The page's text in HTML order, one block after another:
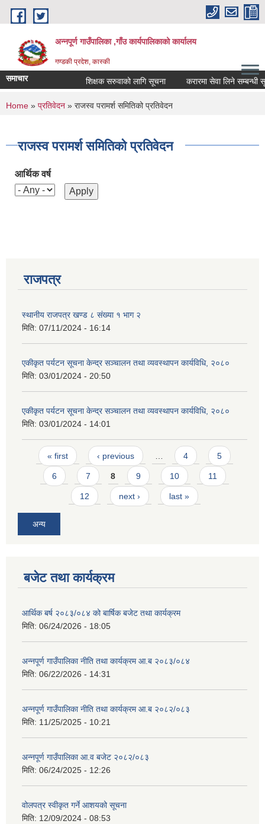
Skip to main content
अन्नपूर्ण गाउँपालिका ,गाँउ कार्यपालिकाको कार्यालय
गण्डकी प्रदेश, कास्की
समाचार शिक्षक सरुवाको लागि सूचना करारमा सेवा लिने सम्बन्धी
You are here
Home » प्रतिवेदन » राजस्व परामर्श समितिको प्रतिवेदन
राजस्व परामर्श समितिको प्रतिवेदन
आर्थिक वर्ष
राजपत्र
स्थानीय राजपत्र खण्ड ८ संख्या १ भाग २
मिति: 07/11/2024 - 16:14
एकीकृत पर्यटन सूचना केन्द्र सञ्चालन तथा व्यवस्थापन कार्यविधि, २०८०
मिति: 03/01/2024 - 20:50
एकीकृत पर्यटन सूचना केन्द्र सञ्चालन तथा व्यवस्थापन कार्यविधि, २०८०
मिति: 03/01/2024 - 14:01
Pages
« first ‹ previous … 4 5
6 7 8 9 10 11
12 next › last »
अन्य
बजेट तथा कार्यक्रम
आर्थिक बर्ष २०८३/०८४ को बार्षिक बजेट तथा कार्यक्रम
मिति: 06/24/2026 - 18:05
अन्नपूर्ण गाउँपालिका नीति तथा कार्यक्रम आ.ब २०८३/०८४
मिति: 06/22/2026 - 14:31
अन्नपूर्ण गाउँपालिका नीति तथा कार्यक्रम आ.ब २०८२/०८३
मिति: 11/25/2025 - 10:21
अन्नपूर्ण गाउँपालिका आ.व बजेट २०८२/०८३
मिति: 06/24/2025 - 12:26
वोलपत्र स्वीकृत गर्ने आशयको सूचना
मिति: 12/09/2024 - 08:53